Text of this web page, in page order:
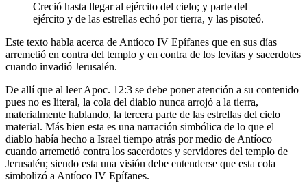
Creció hasta llegar al ejército del cielo; y parte del
ejército y de las estrellas echó por tierra, y las pisoteó.
Este texto habla acerca de Antíoco IV Epífanes que en sus días
arremetió en contra del templo y en contra de los levitas y sacerdotes
cuando invadió Jerusalén.
De allí que al leer Apoc. 12:3 se debe poner atención a su contenido
pues no es literal, la cola del diablo nunca arrojó a la tierra,
materialmente hablando, la tercera parte de las estrellas del cielo
material. Más bien esta es una narración simbólica de lo que el
diablo había hecho a Israel tiempo atrás por medio de Antíoco
cuando arremetió contra los sacerdotes y servidores del templo de
Jerusalén; siendo esta una visión debe entenderse que esta cola
simbolizó a Antíoco IV Epífanes.